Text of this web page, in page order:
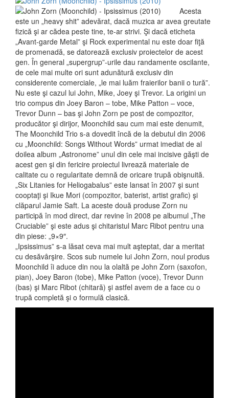
Acesta
este un „heavy shit” adevărat, dacă muzica ar avea greutate
fizică şi ar cădea peste tine, te-ar strivi. Şi dacă eticheta
„Avant-garde Metal” şi Rock experimental nu este doar fiţă
de promenadă, se datorează exclusiv proiectelor de acest
gen. În general „supergrup”-urile dau randamente oscilante,
de cele mai multe ori sunt adunătură exclusiv din
considerente comerciale, „le mai luăm fraierilor banii o tură”.
Nu este şi cazul lui John, Mike, Joey şi Trevor. La origini un
trio compus din Joey Baron – tobe, Mike Patton – voce,
Trevor Dunn – bas şi John Zorn pe post de compozitor,
producător şi dirijor, Moonchild sau cum mai este denumit,
The Moonchild Trio s-a dovedit încă de la debutul din 2006
cu „Moonchild: Songs Without Words” urmat imediat de al
doilea album „Astronome” unul din cele mai incisive găşti de
acest gen şi din fericire proiectul livrează materiale de
calitate cu o regularitate demnă de oricare trupă obişnuită.
„Six Litanies for Heliogabalus” este lansat în 2007 şi sunt
cooptaţi şi Ikue Mori (compozitor, baterist, artist grafic) şi
clăparul Jamie Saft. La aceste două produse Zorn nu
participă în mod direct, dar revine în 2008 pe albumul „The
Cruciable” şi este adus şi chitaristul Marc Ribot pentru una
din piese: „9×9″.
„Ipsissimus” s-a lăsat ceva mai mult aşteptat, dar a meritat
cu desăvârşire. Scos sub numele lui John Zorn, noul produs
Moonchild îi aduce din nou la olaltă pe John Zorn (saxofon,
pian), Joey Baron (tobe), Mike Patton (voce), Trevor Dunn
(bas) şi Marc Ribot (chitară) şi astfel avem de a face cu o
trupă completă şi o formulă clasică.